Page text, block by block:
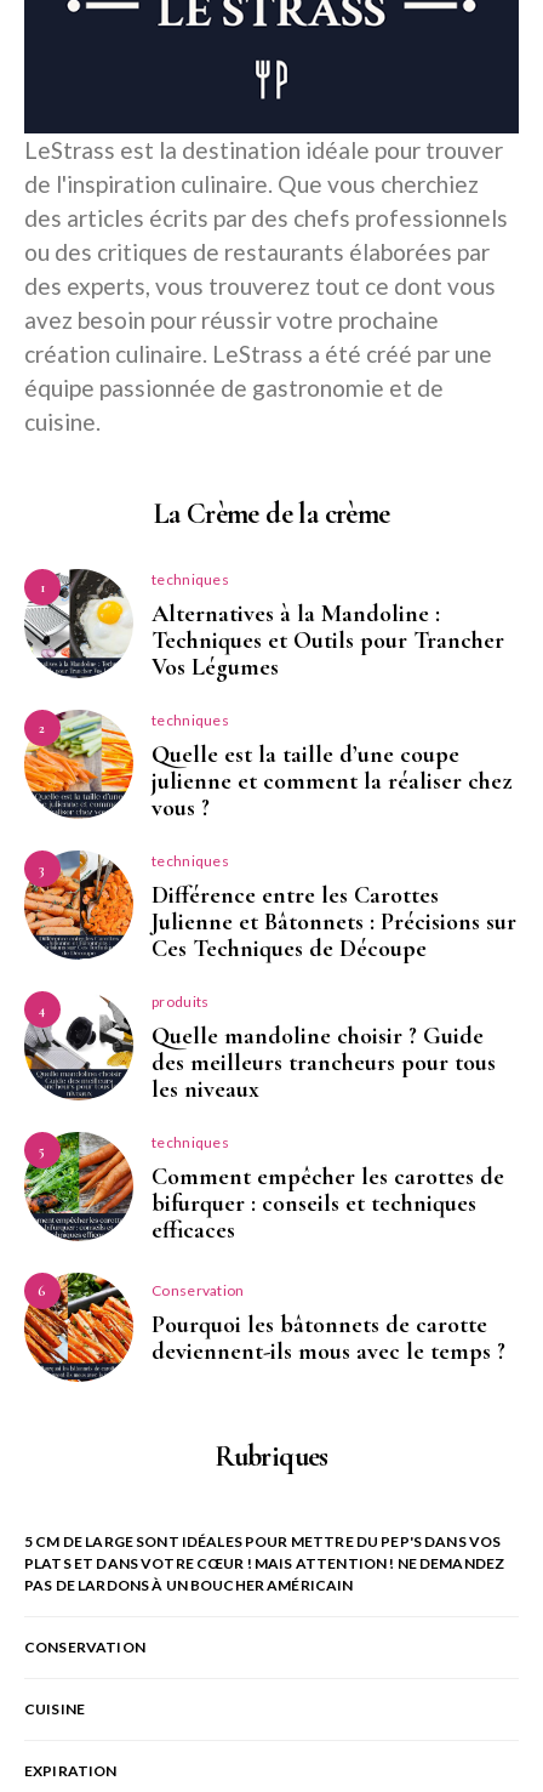
LeStrass est la destination idéale pour trouver
de l'inspiration culinaire. Que vous cherchiez
des articles écrits par des chefs professionnels
ou des critiques de restaurants élaborées par
des experts, vous trouverez tout ce dont vous
avez besoin pour réussir votre prochaine
création culinaire. LeStrass a été créé par une
équipe passionnée de gastronomie et de
cuisine.
La Crème de la crème
1 techniques
Alternatives à la Mandoline :
Techniques et Outils pour Trancher
Vos Légumes
2 techniques
Quelle est la taille d’une coupe
julienne et comment la réaliser chez
vous ?
3 techniques
Différence entre les Carottes
Julienne et Bâtonnets : Précisions sur
Ces Techniques de Découpe
4 produits
Quelle mandoline choisir ? Guide
des meilleurs trancheurs pour tous
les niveaux
5 techniques
Comment empêcher les carottes de
bifurquer : conseils et techniques
efficaces
6 Conservation
Pourquoi les bâtonnets de carotte
deviennent-ils mous avec le temps ?
Rubriques
5 CM DE LARGE SONT IDÉALES POUR METTRE DU PEP'S DANS VOS
PLATS ET DANS VOTRE CŒUR ! MAIS ATTENTION ! NE DEMANDEZ
PAS DE LARDONS À UN BOUCHER AMÉRICAIN
CONSERVATION
CUISINE
EXPIRATION